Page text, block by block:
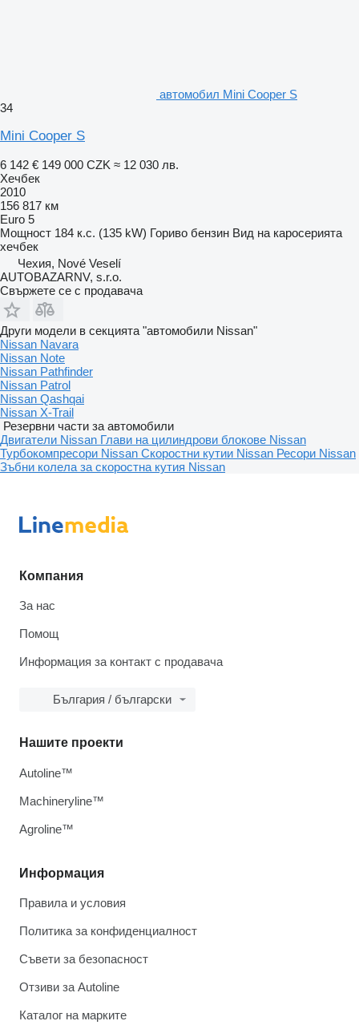
автомобил Mini Cooper S
34
Mini Cooper S
6 142 € 149 000 CZK ≈ 12 030 лв.
Хечбек
2010
156 817 км
Euro 5
Мощност 184 к.с. (135 kW) Гориво бензин Вид на каросерията
хечбек
Чехия, Nové Veselí
AUTOBAZARNV, s.r.o.
Свържете се с продавача
Други модели в секцията "автомобили Nissan"
Nissan Navara
Nissan Note
Nissan Pathfinder
Nissan Patrol
Nissan Qashqai
Nissan X-Trail
Резервни части за автомобили
Двигатели Nissan Глави на цилиндрови блокове Nissan
Турбокомпресори Nissan Скоростни кутии Nissan Ресори Nissan
Зъбни колела за скоростна кутия Nissan
Компания
За нас
Помощ
Информация за контакт с продавача
България / български
Информация
Правила и условия
Политика за конфиденциалност
Съвети за безопасност
Отзиви за Autoline
Каталог на марките
Нашите проекти
Autoline™
Machineryline™
Agroline™